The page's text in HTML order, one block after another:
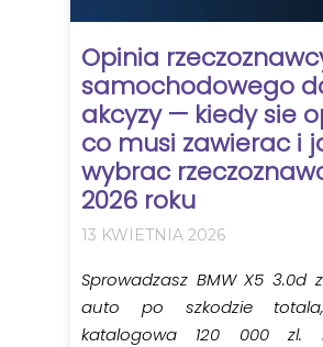
Opinia
samochodowego
akcyzy — kiedy sie
co musi zawierac i
wybrac
2026 roku
13 KWIETNIA 2026
Sprowadzasz BMW X5 3.0d
auto po szkodzie
katalogowa 120 000 zl.